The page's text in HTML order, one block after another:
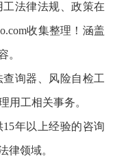
法律法规、政策在
收集整理！涵盖
。
询器、风险自检工
用工相关事务。
年以上经验的咨询
律领域。